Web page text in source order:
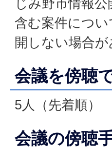
じみ野市情報
含む案件につ
開しない場合が
会議を傍聴
5人（先着順）
会議の傍聴